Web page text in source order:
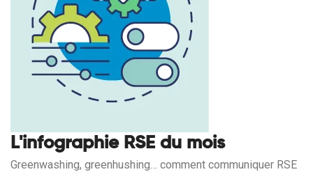
L'infographie RSE du mois
Greenwashing, greenhushing… comment communiquer RSE